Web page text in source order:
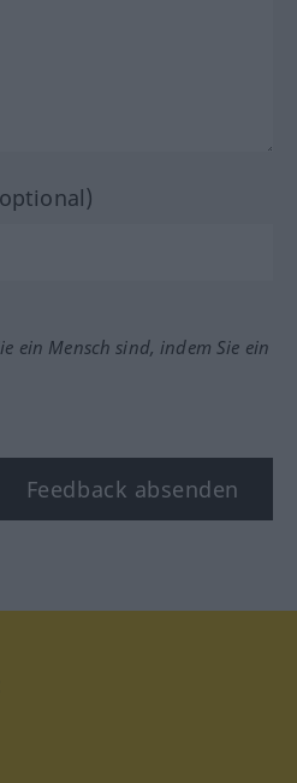
ein Mensch sind, indem Sie ein
Feedback absenden